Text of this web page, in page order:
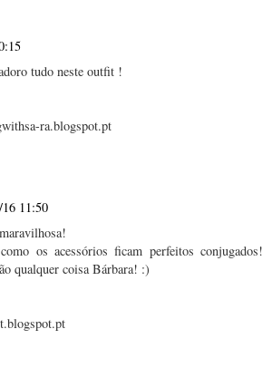
tudo neste outfit !
ra.blogspot.pt
16 11:50
os acessórios ficam perfeitos conjugados!
qualquer coisa Bárbara! :)